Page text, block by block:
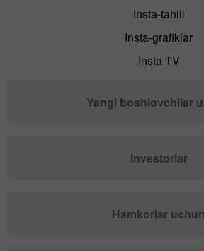
Insta-tahlil
Insta-grafiklar
Insta TV
Yangi boshlovchilar
Investorlar
Hamkorlar uchun